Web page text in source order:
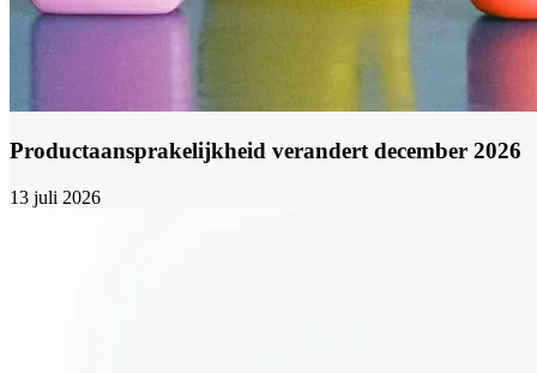
Productaansprakelijkheid verandert december 2026
13 juli 2026